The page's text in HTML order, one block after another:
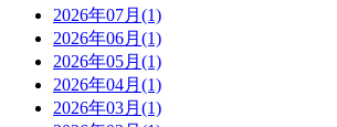
2026年07月(1)
2026年06月(1)
2026年05月(1)
2026年04月(1)
2026年03月(1)